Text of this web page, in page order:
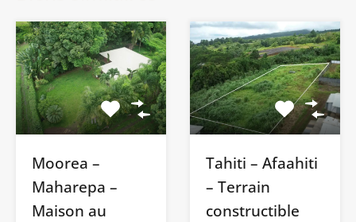
Moorea –
Maharepa –
Maison au
Tahiti – Afaahiti
– Terrain
constructible